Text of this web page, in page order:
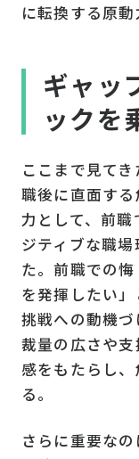
に転換する原動
ギャッ
ックを
ここまで見て
職後に直面す
力として、前
ジティブな職
た。前職での
を発揮したい」
挑戦への動機
裁量の広さや
感をもたらし
る。
さらに重要な